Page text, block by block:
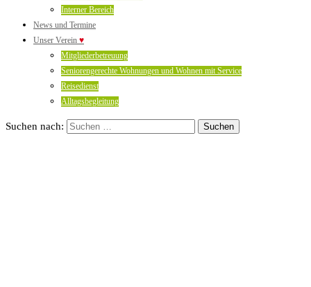
Interner Bereich
News und Termine
Unser Verein ♥
Mitgliederbetreuung
Seniorengerechte Wohnungen und Wohnen mit Service
Reisedienst
Alltagsbegleitung
Suchen nach: